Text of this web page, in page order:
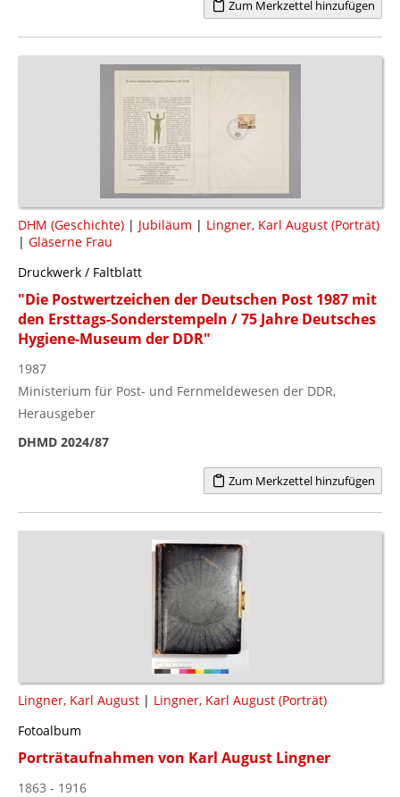
Zum Merkzettel hinzufügen
DHM (Geschichte) | Jubiläum | Lingner, Karl August (Porträt)
| Gläserne Frau
Druckwerk / Faltblatt
"Die Postwertzeichen der Deutschen Post 1987 mit
den Ersttags-Sonderstempeln / 75 Jahre Deutsches
Hygiene-Museum der DDR"
1987
Ministerium für Post- und Fernmeldewesen der DDR,
Herausgeber
DHMD 2024/87
Zum Merkzettel hinzufügen
Lingner, Karl August | Lingner, Karl August (Porträt)
Fotoalbum
Porträtaufnahmen von Karl August Lingner
1863 - 1916